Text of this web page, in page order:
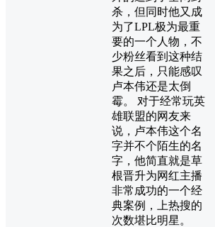
杀，但同时他又成
为了LPL极为最重
要的一个人物，不
少粉丝看到这种结
果之后，只能感叹
卢本伟还是太倒
霉。 对于经常玩英
雄联盟的网友来
说，卢本伟这个名
字并不个陌生的名
字，他简直就是草
根晋升为网红主播
非常成功的一个经
典案例，上热搜的
次数堪比明星。